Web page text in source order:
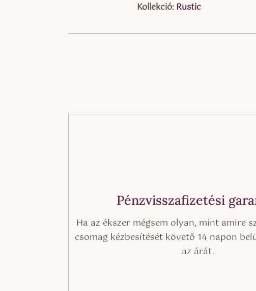
Kollekció:Rustic
Pénzvisszafizetési
Ha az ékszer mégsem olyan, mint amire
csomag kézbesítését követő 14 napon
az árát.